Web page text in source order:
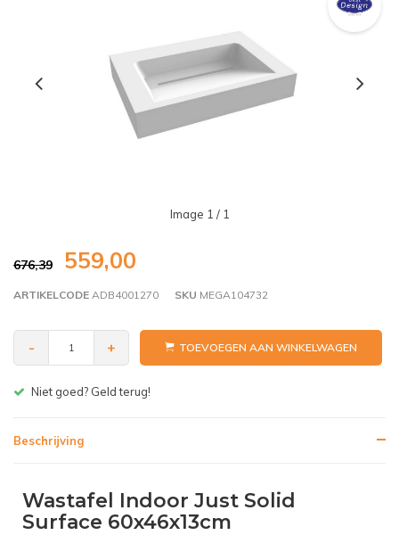
Image 1 / 1
676,39 559,00
ARTIKELCODE ADB4001270 SKU MEGA104732
- + TOEVOEGEN AAN WINKELWAGEN
Gratis bezorgen v.a. € 150,- (NL)
Beschrijving
Wastafel Indoor Just Solid
Surface 60x46x13cm